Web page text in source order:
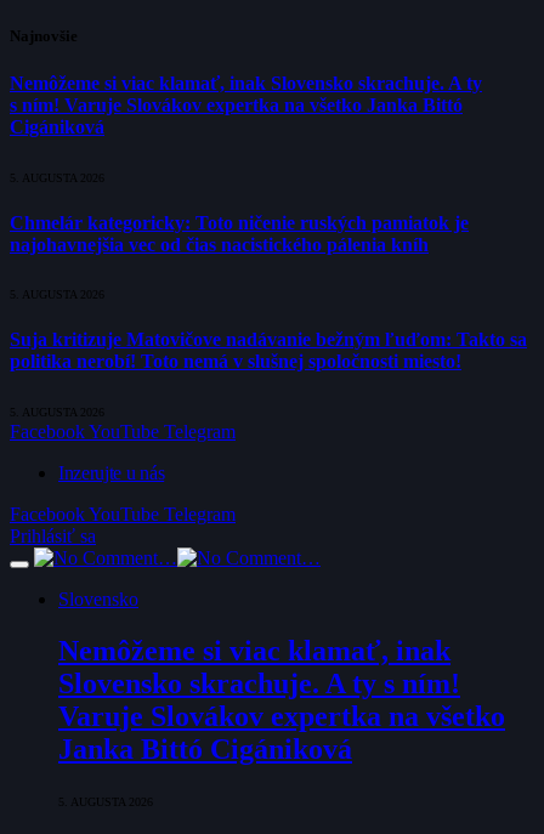
Najnovšie
Nemôžeme si viac klamať, inak Slovensko skrachuje. A ty
s ním! Varuje Slovákov expertka na všetko Janka Bittó
Cigániková
5. AUGUSTA 2026
Chmelár kategoricky: Toto ničenie ruských pamiatok je
najohavnejšia vec od čias nacistického pálenia kníh
5. AUGUSTA 2026
Suja kritizuje Matovičove nadávanie bežným ľuďom: Takto sa
politika nerobí! Toto nemá v slušnej spoločnosti miesto!
5. AUGUSTA 2026
FacebookYouTube Telegram
Inzerujte u nás
FacebookYouTube Telegram
Prihlásiť sa
Slovensko
Nemôžeme si viac klamať, inak
Slovensko skrachuje. A ty s ním!
Varuje Slovákov expertka na všetko
Janka Bittó Cigániková
5. AUGUSTA 2026